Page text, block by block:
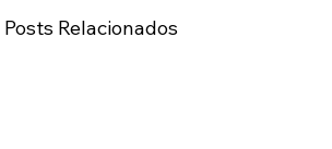
Posts Relacionados